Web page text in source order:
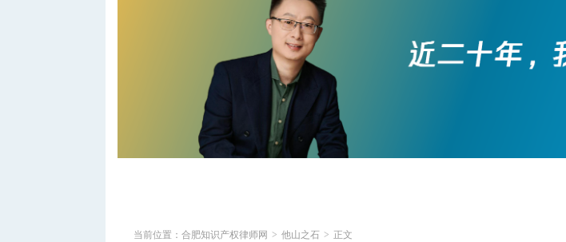
当前位置： 合肥知识产权律师网 > 他山之石 > 正文